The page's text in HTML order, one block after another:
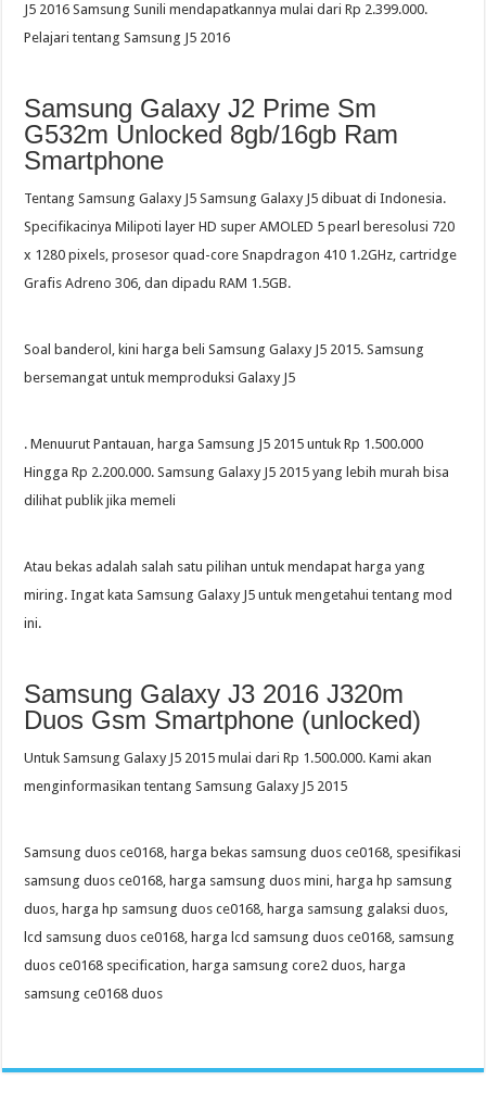
J5 2016 Samsung Sunili mendapatkannya mulai dari Rp 2.399.000.
Pelajari tentang Samsung J5 2016
Samsung Galaxy J2 Prime Sm
G532m Unlocked 8gb/16gb Ram
Smartphone
Tentang Samsung Galaxy J5 Samsung Galaxy J5 dibuat di Indonesia.
Specifikacinya Milipoti layer HD super AMOLED 5 pearl beresolusi 720
x 1280 pixels, prosesor quad-core Snapdragon 410 1.2GHz, cartridge
Grafis Adreno 306, dan dipadu RAM 1.5GB.
Soal banderol, kini harga beli Samsung Galaxy J5 2015. Samsung
bersemangat untuk memproduksi Galaxy J5
. Menuurut Pantauan, harga Samsung J5 2015 untuk Rp 1.500.000
Hingga Rp 2.200.000. Samsung Galaxy J5 2015 yang lebih murah bisa
dilihat publik jika memeli
Atau bekas adalah salah satu pilihan untuk mendapat harga yang
miring. Ingat kata Samsung Galaxy J5 untuk mengetahui tentang mod
ini.
Samsung Galaxy J3 2016 J320m
Duos Gsm Smartphone (unlocked)
Untuk Samsung Galaxy J5 2015 mulai dari Rp 1.500.000. Kami akan
menginformasikan tentang Samsung Galaxy J5 2015
Samsung duos ce0168, harga bekas samsung duos ce0168, spesifikasi
samsung duos ce0168, harga samsung duos mini, harga hp samsung
duos, harga hp samsung duos ce0168, harga samsung galaksi duos,
lcd samsung duos ce0168, harga lcd samsung duos ce0168, samsung
duos ce0168 specification, harga samsung core2 duos, harga
samsung ce0168 duos